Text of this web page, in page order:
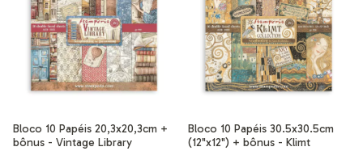
Bloco 10 Papéis 20,3x20,3cm +
bônus - Vintage Library
Bloco 10 Papéis 30.5x30.5cm
(12"x12") + bônus - Klimt